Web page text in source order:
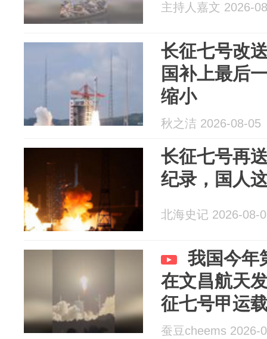
主持人嘉文 2026-
长征七号改
国补上最后
缩小
秋之洁 2026-08-05
长征七号再
纪录，国人
北海史记 2026-08-
我国今年
在文昌航天
征七号甲运
蚕豆cheems 2026-